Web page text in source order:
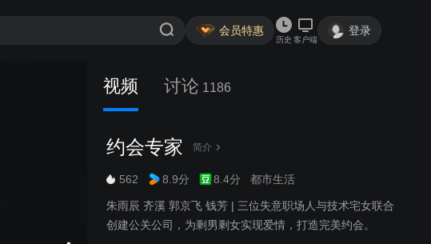
会员特惠
历史 客户端
登录
视频 讨论 1186
约会专家 简介
562 8.9分 8.4分 都市生活
朱雨辰 齐溪 郭京飞 钱芳 | 三位失意职场人与技术宅女联合
创建公关公司，为剩男剩女实现爱情，打造完美约会。